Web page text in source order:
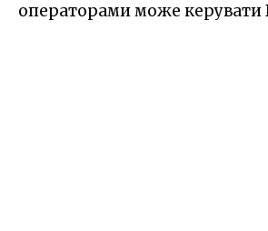
операторами може керувати